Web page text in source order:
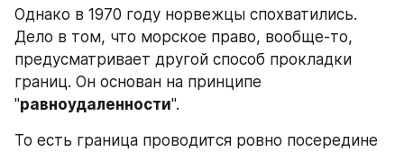
Однако в 1970 году норвежцы спохватились.
Дело в том, что морское право, вообще-то,
предусматривает другой способ прокладки
границ. Он основан на принципе
"равноудаленности".
То есть граница проводится ровно посередине